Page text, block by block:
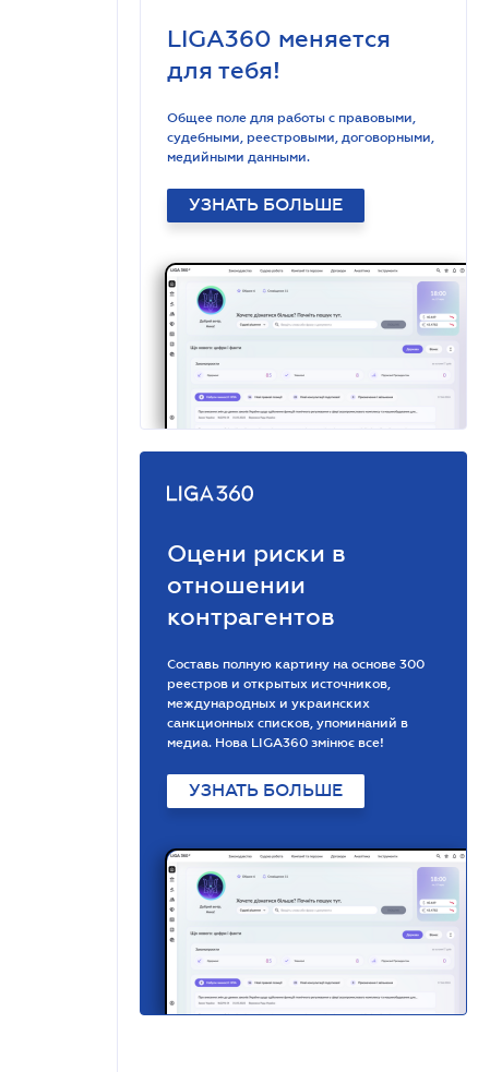
LIGA360 меняется
для тебя!
Общее поле для работы с правовыми,
судебными, реестровыми, договорными,
медийными данными.
УЗНАТЬ БОЛЬШЕ
Оцени риски в
отношении
контрагентов
Составь полную картину на основе 300
реестров и открытых источников,
международных и украинских
санкционных списков, упоминаний в
медиа. Нова LIGA360 змінює все!
УЗНАТЬ БОЛЬШЕ